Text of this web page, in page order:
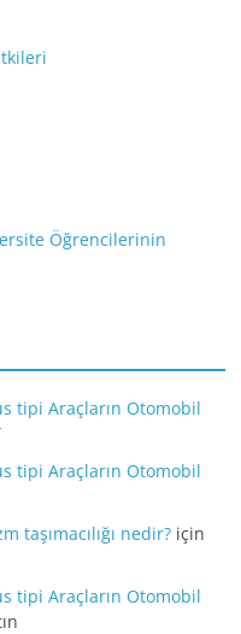
Öğrencilerinin
tipi Araçların Otomobil
tipi Araçların Otomobil
taşımacılığı nedir? için
tipi Araçların Otomobil